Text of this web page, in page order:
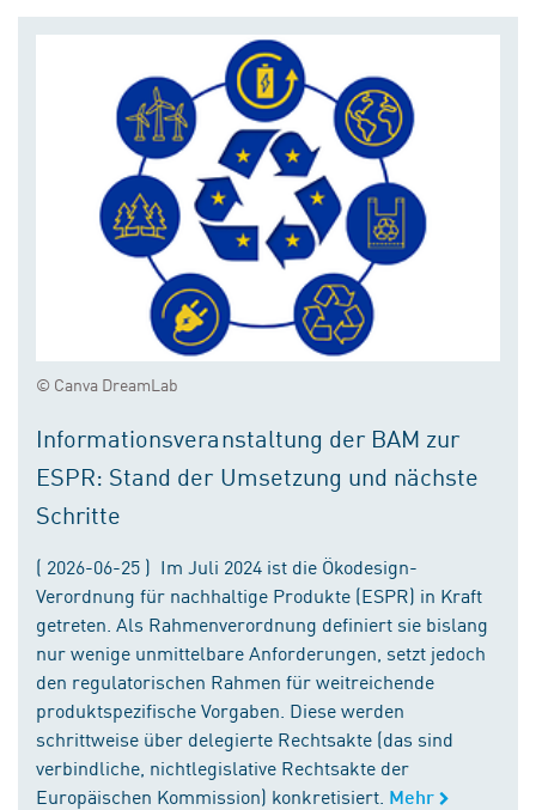
© Canva DreamLab
Informationsveranstaltung der BAM zur
ESPR: Stand der Umsetzung und nächste
Schritte
( 2026-06-25 ) Im Juli 2024 ist die Ökodesign-
Verordnung für nachhaltige Produkte (ESPR) in Kraft
getreten. Als Rahmenverordnung definiert sie bislang
nur wenige unmittelbare Anforderungen, setzt jedoch
den regulatorischen Rahmen für weitreichende
produktspezifische Vorgaben. Diese werden
schrittweise über delegierte Rechtsakte (das sind
verbindliche, nichtlegislative Rechtsakte der
Europäischen Kommission) konkretisiert. Mehr